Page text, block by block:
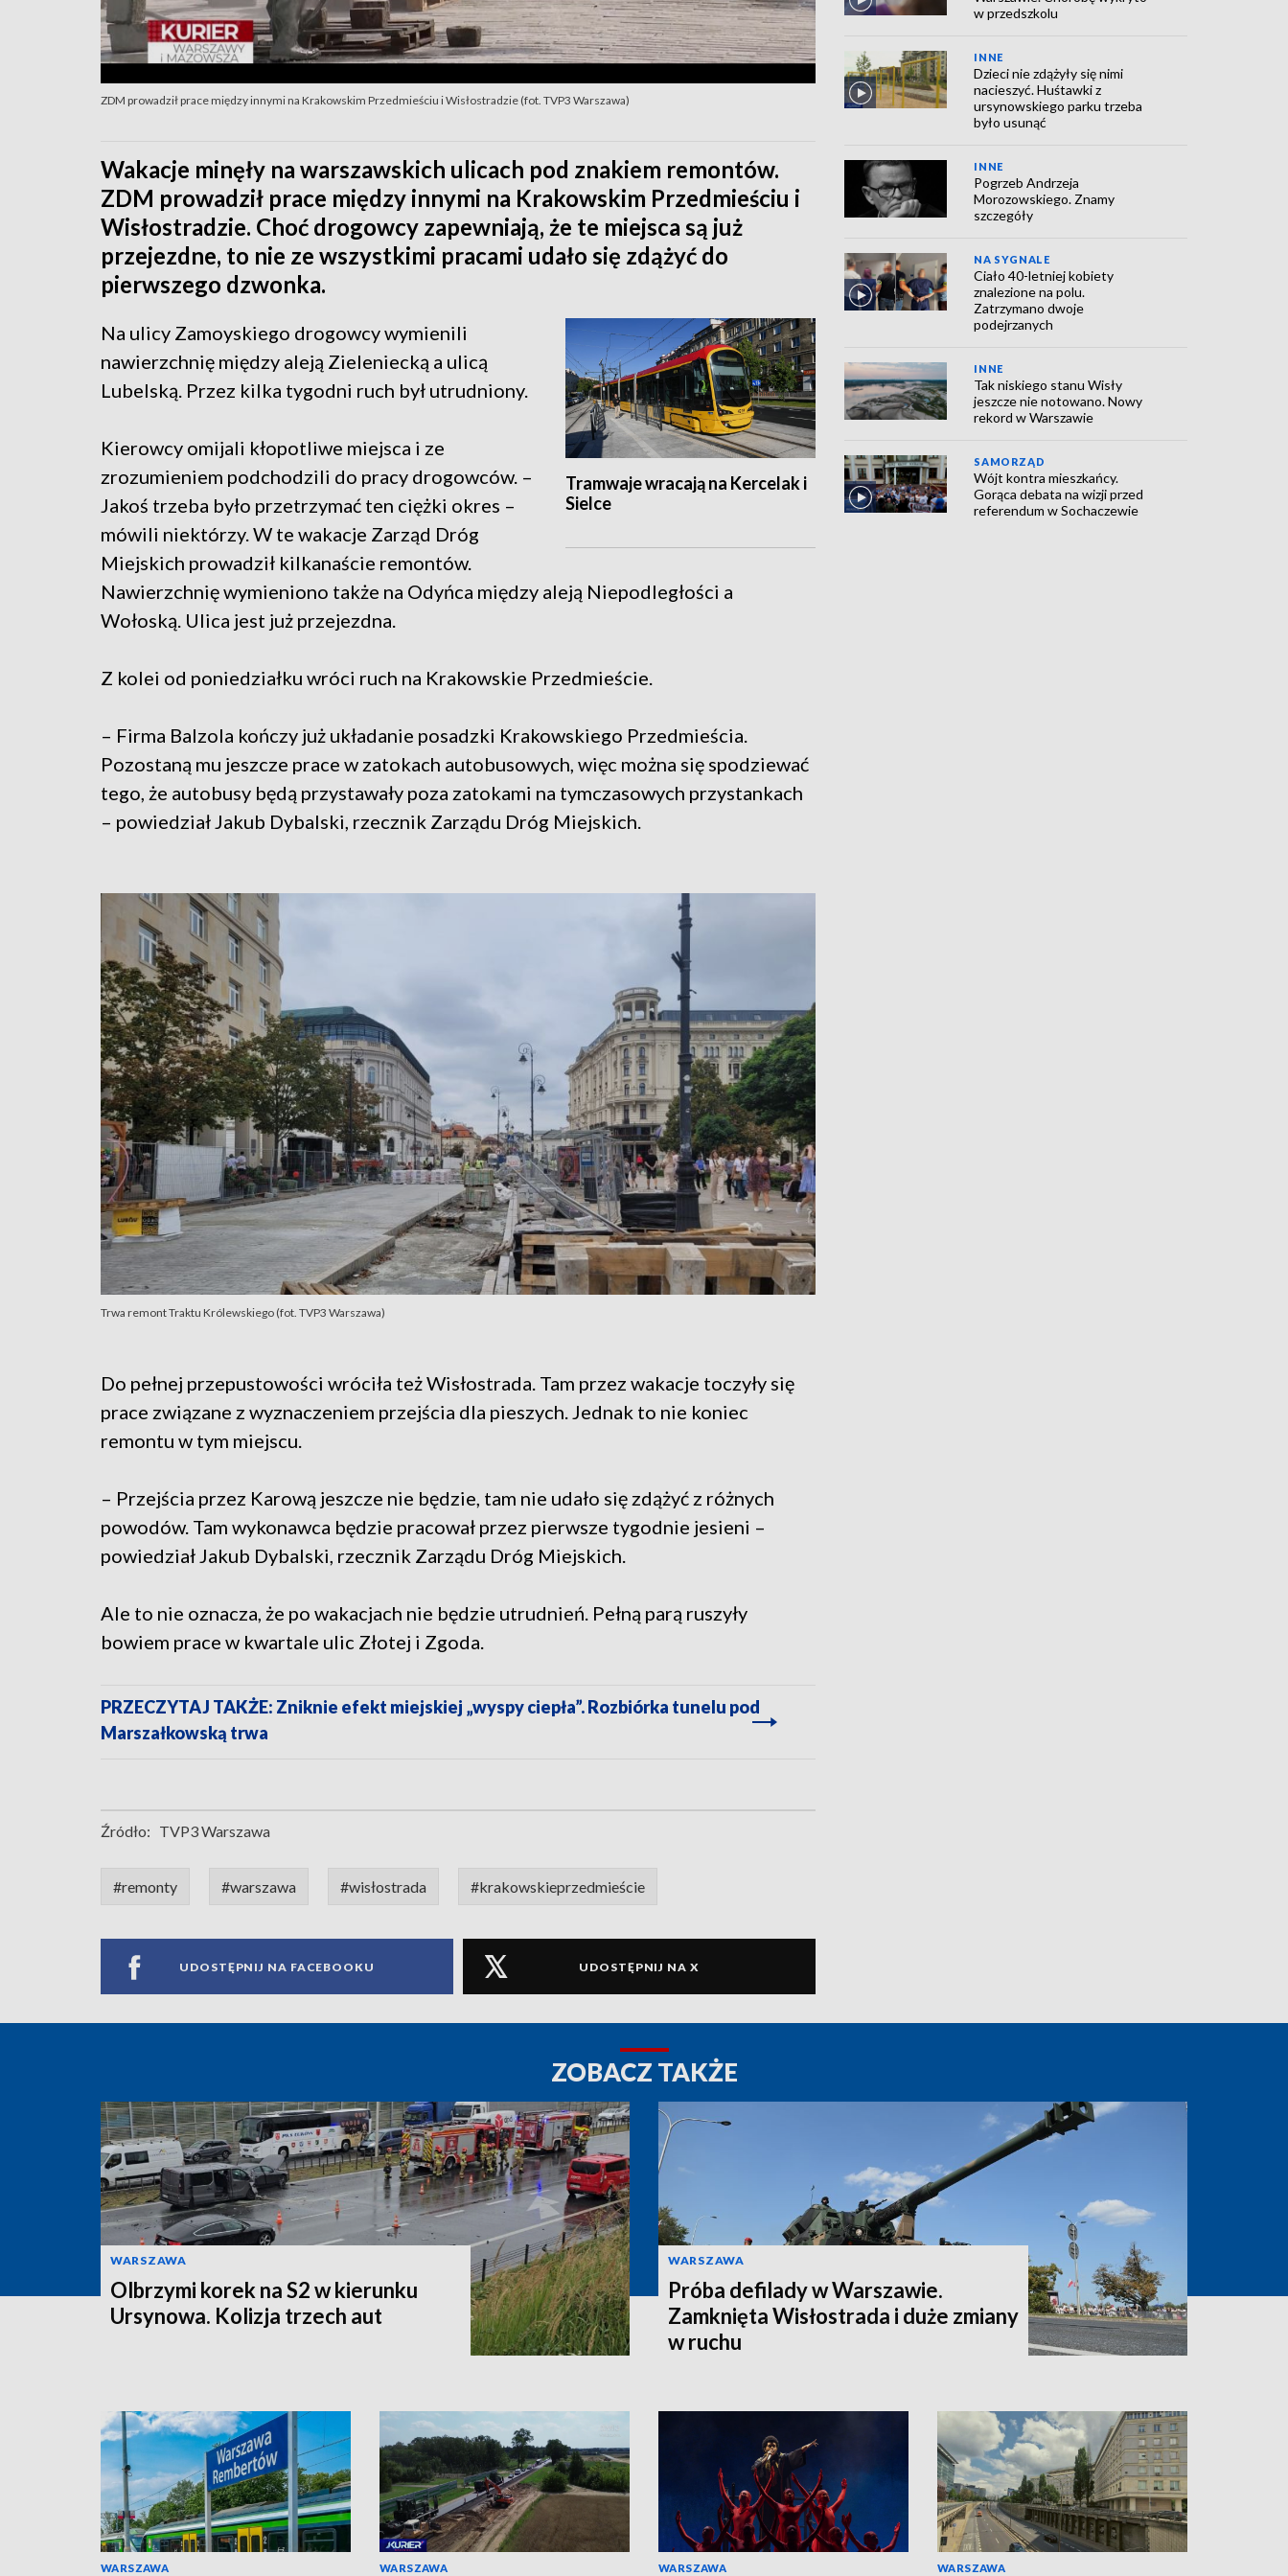
ZDM prowadził prace między innymi na Krakowskim Przedmieściu i Wisłostradzie (fot. TVP3 Warszawa)
Wakacje minęły na warszawskich ulicach pod znakiem remontów.
ZDM prowadził prace między innymi na Krakowskim Przedmieściu i
Wisłostradzie. Choć drogowcy zapewniają, że te miejsca są już
przejezdne, to nie ze wszystkimi pracami udało się zdążyć do
pierwszego dzwonka.
Tramwaje wracają na Kercelak i
Sielce
Na ulicy Zamoyskiego drogowcy wymienili
nawierzchnię między aleją Zieleniecką a ulicą
Lubelską. Przez kilka tygodni ruch był utrudniony.
Kierowcy omijali kłopotliwe miejsca i ze
zrozumieniem podchodzili do pracy drogowców. –
Jakoś trzeba było przetrzymać ten ciężki okres –
mówili niektórzy. W te wakacje Zarząd Dróg
Miejskich prowadził kilkanaście remontów.
Nawierzchnię wymieniono także na Odyńca między aleją Niepodległości a
Wołoską. Ulica jest już przejezdna.
Z kolei od poniedziałku wróci ruch na Krakowskie Przedmieście.
– Firma Balzola kończy już układanie posadzki Krakowskiego Przedmieścia.
Pozostaną mu jeszcze prace w zatokach autobusowych, więc można się spodziewać
tego, że autobusy będą przystawały poza zatokami na tymczasowych przystankach
– powiedział Jakub Dybalski, rzecznik Zarządu Dróg Miejskich.
Trwa remont Traktu Królewskiego (fot. TVP3 Warszawa)
Do pełnej przepustowości wróciła też Wisłostrada. Tam przez wakacje toczyły się
prace związane z wyznaczeniem przejścia dla pieszych. Jednak to nie koniec
remontu w tym miejscu.
– Przejścia przez Karową jeszcze nie będzie, tam nie udało się zdążyć z różnych
powodów. Tam wykonawca będzie pracował przez pierwsze tygodnie jesieni –
powiedział Jakub Dybalski, rzecznik Zarządu Dróg Miejskich.
Ale to nie oznacza, że po wakacjach nie będzie utrudnień. Pełną parą ruszyły
bowiem prace w kwartale ulic Złotej i Zgoda.
PRZECZYTAJ TAKŻE: Zniknie efekt miejskiej „wyspy ciepła”. Rozbiórka tunelu pod
Marszałkowską trwa
Źródło: TVP3 Warszawa
#remonty #warszawa #wisłostrada #krakowskieprzedmieście
UDOSTĘPNIJ NA FACEBOOKU UDOSTĘPNIJ NA X
w przedszkolu
INNE
Dzieci nie zdążyły się nimi
nacieszyć. Huśtawki z
ursynowskiego parku trzeba
było usunąć
INNE
Pogrzeb Andrzeja
Morozowskiego. Znamy
szczegóły
NA SYGNALE
Ciało 40-letniej kobiety
znalezione na polu.
Zatrzymano dwoje
podejrzanych
INNE
Tak niskiego stanu Wisły
jeszcze nie notowano. Nowy
rekord w Warszawie
SAMORZĄD
Wójt kontra mieszkańcy.
Gorąca debata na wizji przed
referendum w Sochaczewie
ZOBACZ TAKŻE
WARSZAWA
Olbrzymi korek na S2 w kierunku
Ursynowa. Kolizja trzech aut
WARSZAWA
Próba defilady w Warszawie.
Zamknięta Wisłostrada i duże zmiany
w ruchu
WARSZAWA WARSZAWA WARSZAWA WARSZAWA